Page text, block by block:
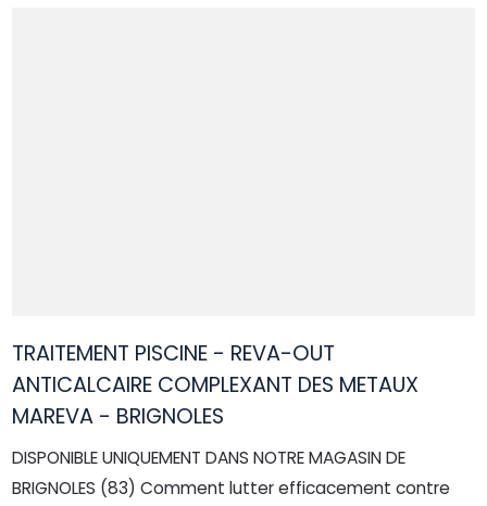
TRAITEMENT PISCINE - REVA-OUT
ANTICALCAIRE COMPLEXANT DES METAUX
MAREVA - BRIGNOLES
DISPONIBLE UNIQUEMENT DANS NOTRE MAGASIN DE
BRIGNOLES (83) Comment lutter efficacement contre